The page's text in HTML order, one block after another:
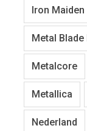
Iron Maiden
Metal Blade
Metalcore
Metallica
Nederland